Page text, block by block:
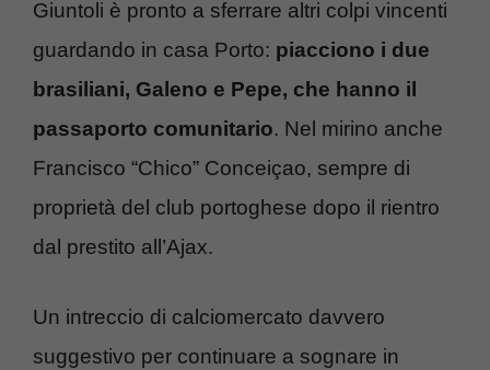
Giuntoli è pronto a sferrare altri colpi vincenti
guardando in casa Porto: piacciono i due
brasiliani, Galeno e Pepe, che hanno il
passaporto comunitario. Nel mirino anche
Francisco “Chico” Conceiçao, sempre di
proprietà del club portoghese dopo il rientro
dal prestito all’Ajax.
Un intreccio di calciomercato davvero
suggestivo per continuare a sognare in